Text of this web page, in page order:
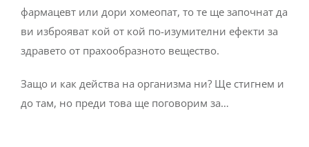
фармацевт или дори хомеопат, то те ще започнат да
ви изброяват кой от кой по-изумителни ефекти за
здравето от прахообразното вещество.
Защо и как действа на организма ни? Ще стигнем и
до там, но преди това ще поговорим за…